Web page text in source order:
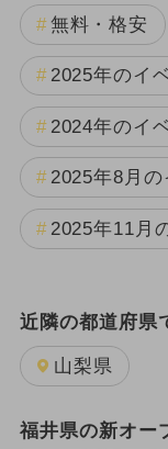
無料・格安
2025年のイ
2024年のイ
2025年8月の
2025年11月
夏休み
2025年7月の
近隣の都道府県
山梨県
福井県の新オー